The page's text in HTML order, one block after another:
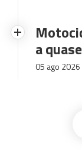
a
05 ago 2026